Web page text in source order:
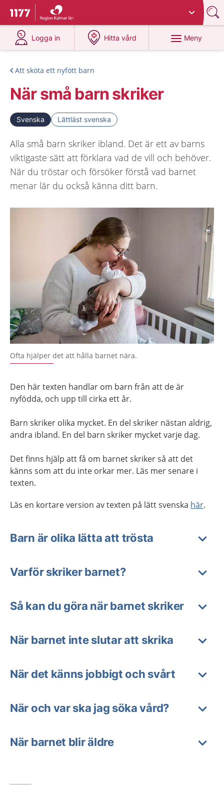
Till startsidan för 1177
Du har valt region
Logga in
på 1177.se
Hitta vård
på 1177.se
Meny
Att sköta ett nyfött barn
När små barn skriker
Svenska Lättläst svenska
Alla små barn skriker ibland. Det är ett av barns
viktigaste sätt att förklara vad de vill och behöver.
När du tröstar och försöker förstå vad barnet
menar lär du också känna ditt barn.
Ofta hjälper det att hålla barnet nära.
Den här texten handlar om barn från att de är
nyfödda, och upp till cirka ett år.
Barn skriker olika mycket. En del skriker nästan aldrig,
andra ibland. En del barn skriker mycket varje dag.
Det finns hjälp att få om barnet skriker så att det
känns som att du inte orkar mer. Läs mer senare i
texten.
Läs en kortare version av texten på lätt svenska här.
Barn är olika lätta att trösta
Varför skriker barnet?
Så kan du göra när barnet skriker
När barnet inte slutar att skrika
När det känns jobbigt och svårt
När och var ska jag söka vård?
När barnet blir äldre